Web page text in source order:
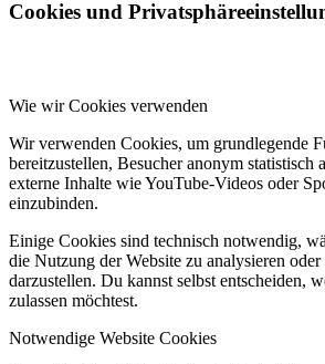
Cookies und
Wie wir Cookies verwenden
Wir verwenden Cookies, um grundlegende
bereitzustellen, Besucher anonym statistisch
externe Inhalte wie YouTube-Videos oder
einzubinden.
Einige Cookies sind technisch notwendig,
die Nutzung der Website zu analysieren
darzustellen. Du kannst selbst entscheiden,
zulassen möchtest.
Notwendige Website Cookies